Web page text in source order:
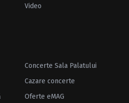
Video
Concerte Sala Palatului
Cazare concerte
Oferte eMAG